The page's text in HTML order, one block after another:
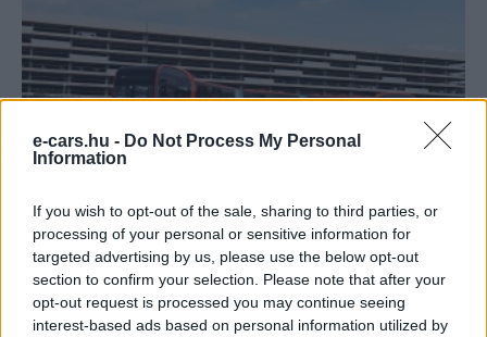
e-cars.hu - Do Not Process My Personal
Information
If you wish to opt-out of the sale, sharing to third parties, or
processing of your personal or sensitive information for
targeted advertising by us, please use the below opt-out
section to confirm your selection. Please note that after your
opt-out request is processed you may continue seeing
interest-based ads based on personal information utilized by
Elektromos autó
BYD K12A – a világ leghosszabb
elektromos autóbusza
e-cars.hu 2019-04-03 1 hozzászólás